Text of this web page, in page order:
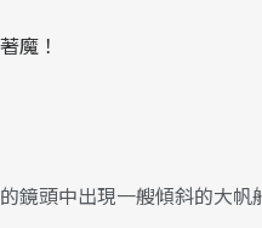
魔！
鏡頭中出現一艘傾斜的大